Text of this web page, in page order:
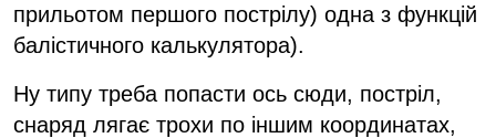
прильотом першого пострілу) одна з функцій
балістичного калькулятора).
Ну типу треба попасти ось сюди, постріл,
снаряд лягає трохи по іншим координатах,